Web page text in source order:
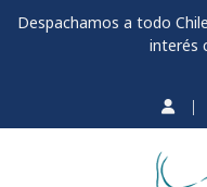
Despachamos a todo
interés
|